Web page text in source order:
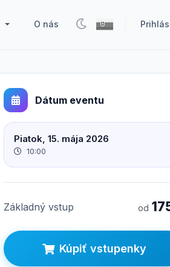
O nás
Dátum eventu
Piatok, 15. mája 2026
10:00
Základný vstup od
Kúpiť vstupenky